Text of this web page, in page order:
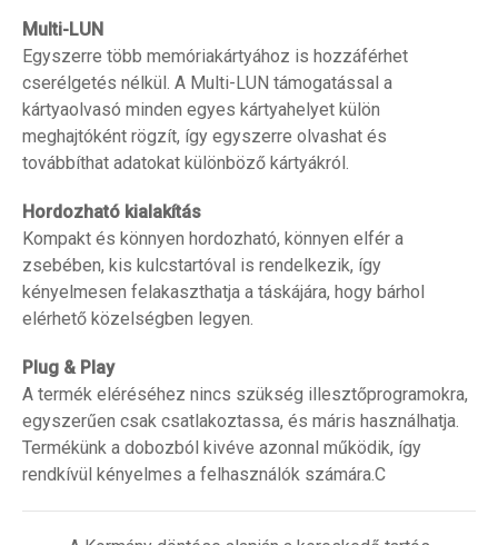
Multi-LUN
Egyszerre több memóriakártyához is hozzáférhet
cserélgetés nélkül. A Multi-LUN támogatással a
kártyaolvasó minden egyes kártyahelyet külön
meghajtóként rögzít, így egyszerre olvashat és
továbbíthat adatokat különböző kártyákról.
Hordozható kialakítás
Kompakt és könnyen hordozható, könnyen elfér a
zsebében, kis kulcstartóval is rendelkezik, így
kényelmesen felakaszthatja a táskájára, hogy bárhol
elérhető közelségben legyen.
Plug & Play
A termék eléréséhez nincs szükség illesztőprogramokra,
egyszerűen csak csatlakoztassa, és máris használhatja.
Termékünk a dobozból kivéve azonnal működik, így
rendkívül kényelmes a felhasználók számára.C